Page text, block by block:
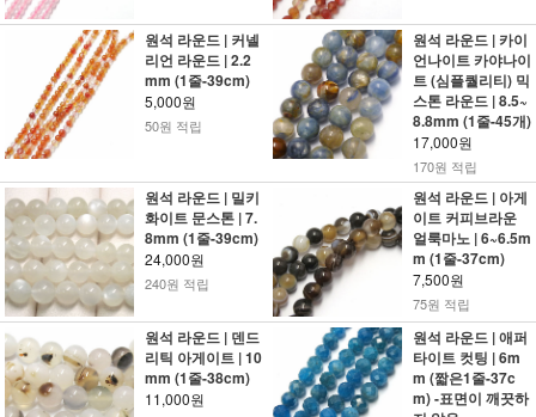
원석 라운드 | 커넬
리언 라운드 | 2.2
mm (1줄-39cm)
5,000원
50원 적립
원석 라운드 | 카이
언나이트 카야나이
트 (심플퀄리티) 믹
스톤 라운드 | 8.5~
8.8mm (1줄-45개)
17,000원
170원 적립
원석 라운드 | 밀키
화이트 문스톤 | 7.
8mm (1줄-39cm)
24,000원
240원 적립
원석 라운드 | 아게
이트 커피브라운
얼룩마노 | 6~6.5m
m (1줄-37cm)
7,500원
75원 적립
원석 라운드 | 덴드
리틱 아게이트 | 10
mm (1줄-38cm)
11,000원
원석 라운드 | 애퍼
타이트 컷팅 | 6m
m (짧은1줄-37c
m) -표면이 깨끗하